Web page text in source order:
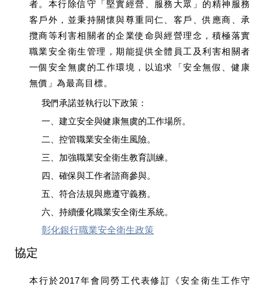
者。本行除信守「堅實經營、服務大眾」的精神服務
客戶外，並秉持關懷與尊重同仁、客戶、供應商、承
攬商等利害相關者的企業使命與經營理念，積極落實
職業安全衛生管理，期能提供全體員工及利害相關者
一個安全無虞的工作環境，以追求「安全無假、健康
無價」為最高目標。
我們承諾並執行以下政策：
一、建立安全與健康無虞的工作場所。
二、控管職業安全衛生風險。
三、加強職業安全衛生教育訓練。
四、確保與工作者諮商參與。
五、符合法規與應遵守義務。
六、持續優化職業安全衛生系統。
彰化銀行職業安全衛生政策
協定
本行於2017年會同勞工代表修訂《安全衛生工作守